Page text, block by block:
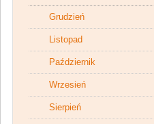
Grudzień
Listopad
Październik
Wrzesień
Sierpień